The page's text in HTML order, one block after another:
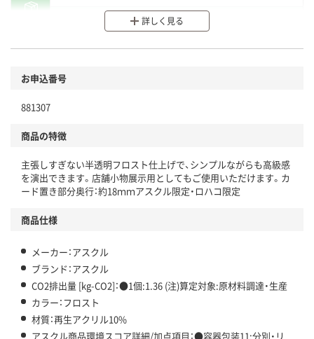
分別・リサイクルしやすい設計
商品
本体
仕組
アスクルで資源循環している
アスクル商品環境スコア詳細／加点項目
詳しく見る
お申込番号
881307
商品の特徴
主張しすぎない半透明フロスト仕上げで、シンプルながらも高級感
を演出できます。店舗小物展示用としてもご使用いただけます。カ
ード置き部分奥行：約18ｍｍアスクル限定・ロハコ限定
商品仕様
メーカー：アスクル
ブランド：アスクル
CO2排出量 [kg-CO2]：●1個:1.36 (注)算定対象:原材料調達・生産
カラー：フロスト
材質：再生アクリル10%
アスクル商品環境スコア詳細/加点項目：●容器包装11:分別・リ